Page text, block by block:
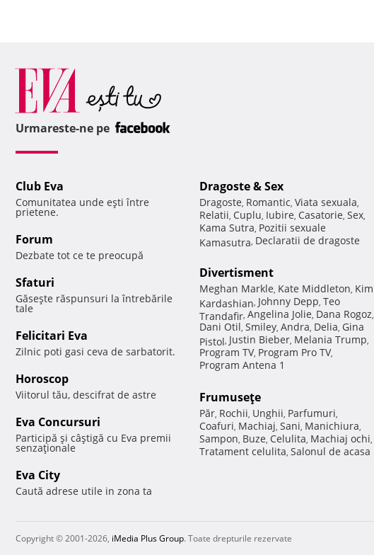
Urmareste-ne pe
Club Eva
Comunitatea unde eşti între
prietene.
Forum
Dezbate tot ce te preocupă
Sfaturi
Găseşte răspunsuri la întrebările
tale
Felicitari Eva
Zilnic poti gasi ceva de sarbatorit.
Horoscop
Viitorul tău, descifrat de astre
Eva Concursuri
Participă şi câştigă cu Eva premii
senzaţionale
Eva City
Caută adrese utile in zona ta
Dragoste & Sex
Dragoste, Romantic, Viata sexuala,
Relatii, Cuplu, Iubire, Casatorie, Sex,
Kama Sutra, Pozitii sexuale
Kamasutra, Declaratii de dragoste
Divertisment
Meghan Markle, Kate Middleton, Kim
Kardashian, Johnny Depp, Teo
Trandafir, Angelina Jolie, Dana Rogoz,
Dani Otil, Smiley, Andra, Delia, Gina
Pistol, Justin Bieber, Melania Trump,
Program TV, Program Pro TV,
Program Antena 1
Frumuseţe
Păr, Rochii, Unghii, Parfumuri,
Coafuri, Machiaj, Sani, Manichiura,
Sampon, Buze, Celulita, Machiaj ochi,
Tratament celulita, Salonul de acasa
Copyright © 2001-2026, iMedia Plus Group. Toate drepturile rezervate